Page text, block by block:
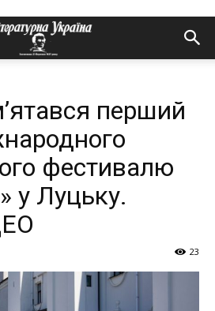
перший
фестивалю
у Луцьку.
23